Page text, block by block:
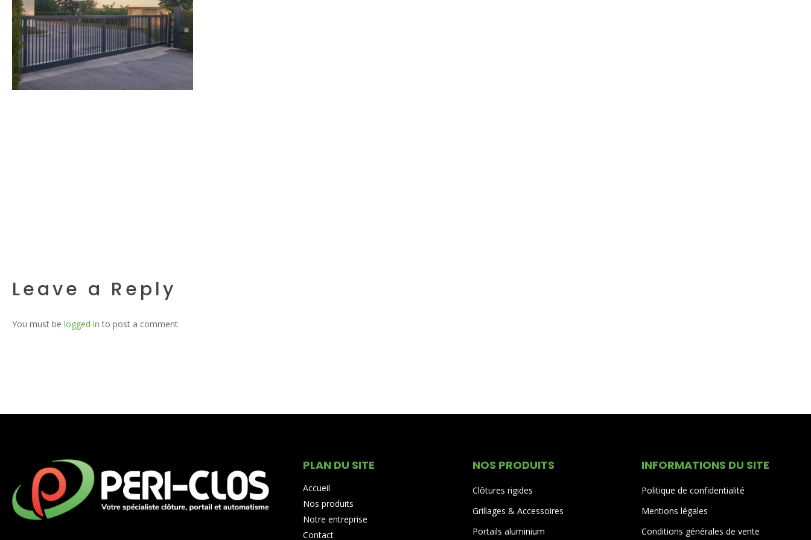
Leave a Reply
You must be logged in to post a comment.
PLAN DU SITE
Accueil
Nos produits
Notre entreprise
Contact
NOS PRODUITS
Clôtures rigides
Grillages & Accessoires
Portails aluminium
INFORMATIONS DU SITE
Politique de confidentialité
Mentions légales
Conditions générales de vente